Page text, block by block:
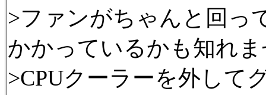
>ファンがちゃんと回っ
かかっているかも知れ
>CPUクーラーを外して